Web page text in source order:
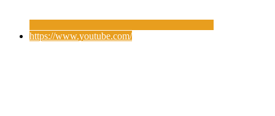
https://www.youtube.com/